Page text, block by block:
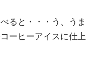
ると・・・う、うま
ーヒーアイスに仕上